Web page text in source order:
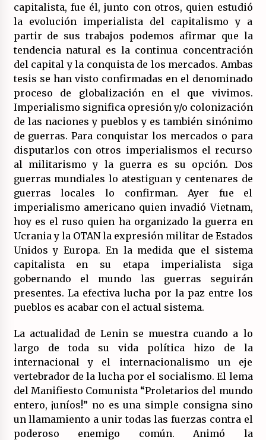
capitalista, fue él, junto con otros, quien estudió
la evolución imperialista del capitalismo y a
partir de sus trabajos podemos afirmar que la
tendencia natural es la continua concentración
del capital y la conquista de los mercados. Ambas
tesis se han visto confirmadas en el denominado
proceso de globalización en el que vivimos.
Imperialismo significa opresión y/o colonización
de las naciones y pueblos y es también sinónimo
de guerras. Para conquistar los mercados o para
disputarlos con otros imperialismos el recurso
al militarismo y la guerra es su opción. Dos
guerras mundiales lo atestiguan y centenares de
guerras locales lo confirman. Ayer fue el
imperialismo americano quien invadió Vietnam,
hoy es el ruso quien ha organizado la guerra en
Ucrania y la OTAN la expresión militar de Estados
Unidos y Europa. En la medida que el sistema
capitalista en su etapa imperialista siga
gobernando el mundo las guerras seguirán
presentes. La efectiva lucha por la paz entre los
pueblos es acabar con el actual sistema.
La actualidad de Lenin se muestra cuando a lo
largo de toda su vida política hizo de la
internacional y el internacionalismo un eje
vertebrador de la lucha por el socialismo. El lema
del Manifiesto Comunista “Proletarios del mundo
entero, ¡uníos!” no es una simple consigna sino
un llamamiento a unir todas las fuerzas contra el
poderoso enemigo común. Animó la